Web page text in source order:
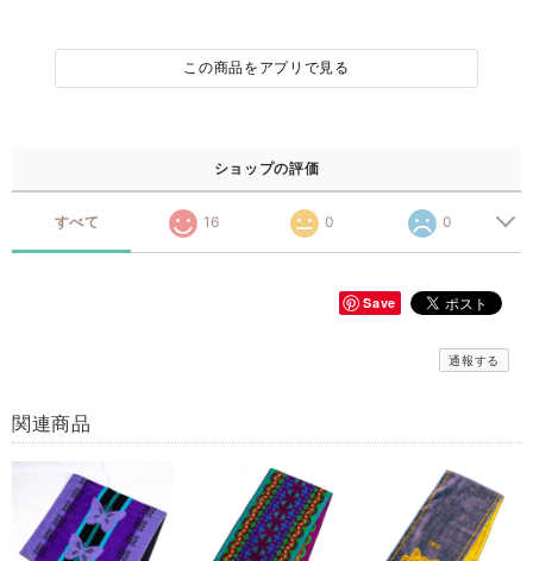
この商品をアプリで見る
ショップの評価
すべて 16 0 0
Save
通報する
関連商品